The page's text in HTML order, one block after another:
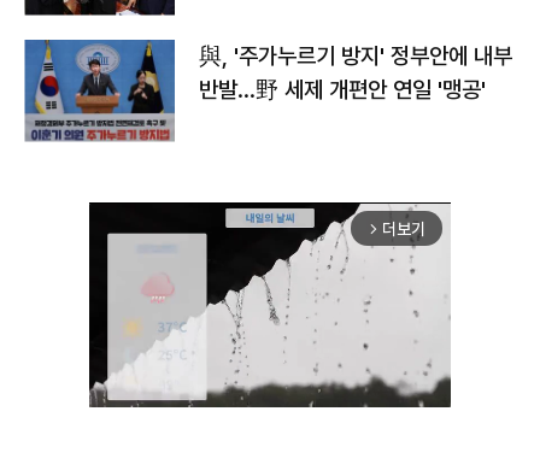
與, '주가누르기 방지' 정부안에 내부
반발…野 세제 개편안 연일 '맹공'
arrow_forward_ios 더보기